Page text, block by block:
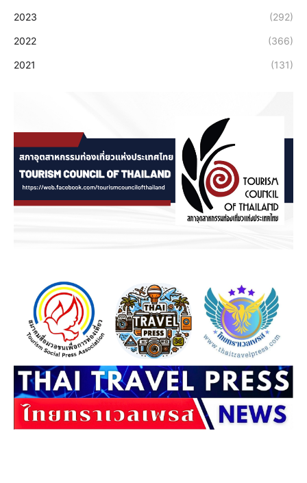
2023 (292)
2022 (366)
2021 (131)